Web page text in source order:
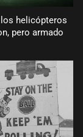
helicópteros
pero armado